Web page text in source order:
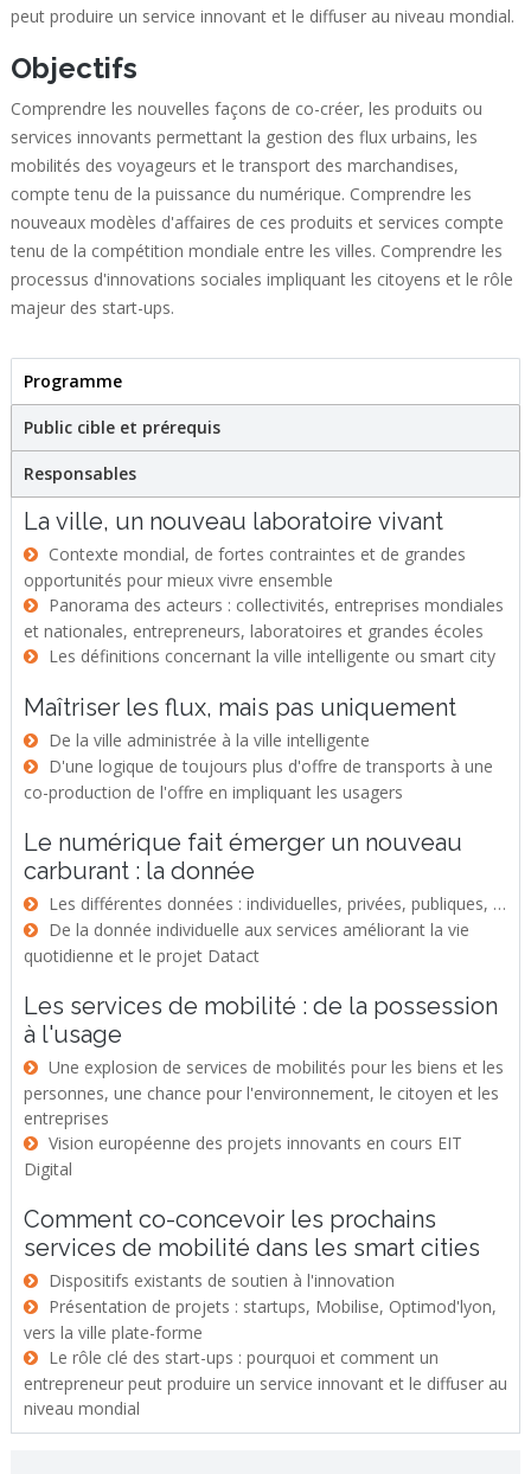
peut produire un service innovant et le diffuser au niveau mondial.
Objectifs
Comprendre les nouvelles façons de co-créer, les produits ou
services innovants permettant la gestion des flux urbains, les
mobilités des voyageurs et le transport des marchandises,
compte tenu de la puissance du numérique. Comprendre les
nouveaux modèles d'affaires de ces produits et services compte
tenu de la compétition mondiale entre les villes. Comprendre les
processus d'innovations sociales impliquant les citoyens et le rôle
majeur des start-ups.
Stage
Programme(active tab)
Public cible et prérequis
Responsables
La ville, un nouveau laboratoire vivant
opportunités pour mieux vivre ensemble
et nationales, entrepreneurs, laboratoires et grandes écoles
Les définitions concernant la ville intelligente ou smart city
Maîtriser les flux, mais pas uniquement
De la ville administrée à la ville intelligente
co-production de l'offre en impliquant les usagers
Le numérique fait émerger un nouveau
carburant : la donnée
Les différentes données : individuelles, privées, publiques, …
quotidienne et le projet Datact
Les services de mobilité : de la possession
à l'usage
personnes, une chance pour l'environnement, le citoyen et les
entreprises
Digital
Comment co-concevoir les prochains
services de mobilité dans les smart cities
Dispositifs existants de soutien à l'innovation
vers la ville plate-forme
entrepreneur peut produire un service innovant et le diffuser au
niveau mondial